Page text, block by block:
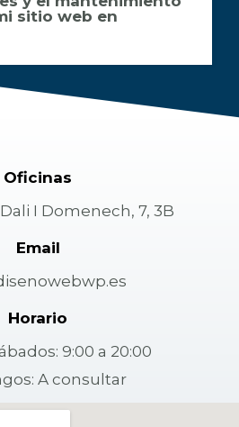
sitio web en
Oficinas
I Domenech, 7, 3B
Email
Horario
9:00 a 20:00
A consultar